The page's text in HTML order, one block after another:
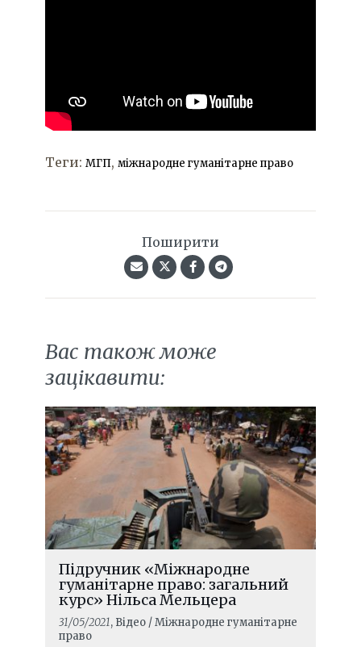
Теги: МГП, міжнародне гуманітарне право
Поширити
Вас також може
зацікавити:
Підручник «Міжнародне
гуманітарне право: загальний
курс» Нільса Мельцера
31/05/2021, Відео / Міжнародне гуманітарне
право